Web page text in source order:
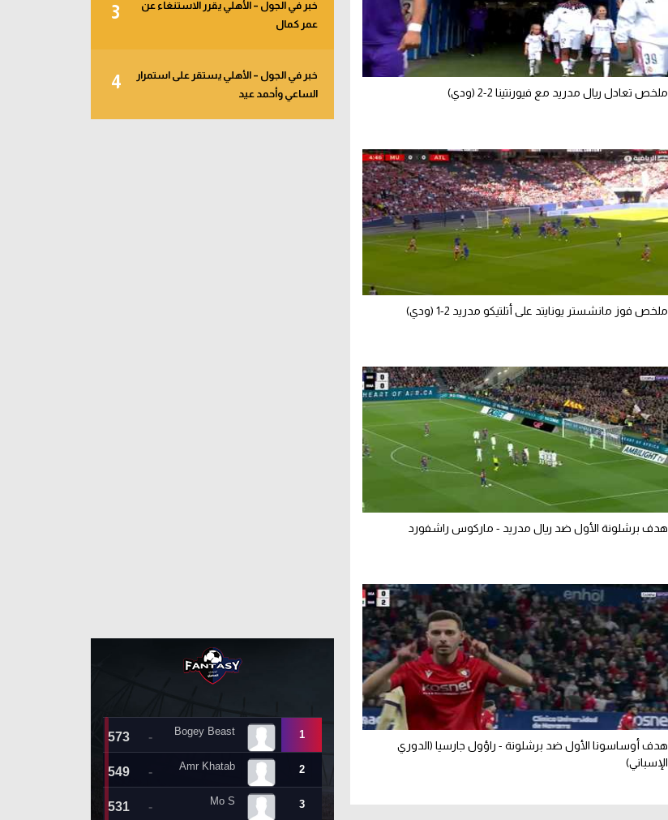
ملخص تعادل ريال مدريد مع فيورنتينا 2-2 (ودي)
ملخص فوز مانشستر يونايتد على أتلتيكو مدريد 2-1 (ودي)
هدف برشلونة الأول ضد ريال مدريد - ماركوس راشفورد
هدف أوساسونا الأول ضد برشلونة - راؤول جارسيا (الدوري
الإسباني)
3
خبر في الجول – الأهلي يقرر الاستنغاء عن
عمر كمال
4
خبر في الجول – الأهلي يستقر على استمرار
الساعي وأحمد عيد